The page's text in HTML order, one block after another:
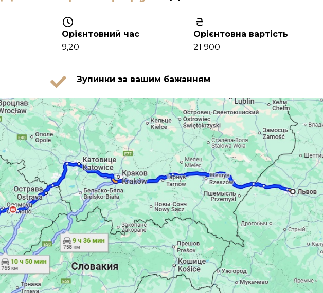
Орієнтовний час
9,20
Орієнтовна вартість
21 900
Зупинки за вашим бажанням